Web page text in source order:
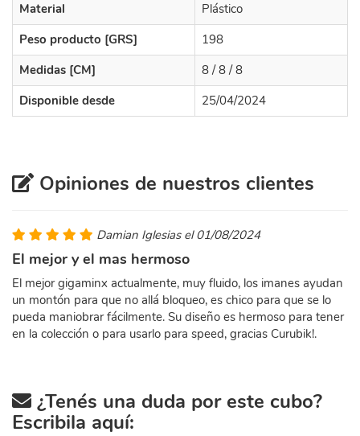
Material
Plástico
Peso producto [GRS]
198
Medidas [CM]
8 / 8 / 8
Disponible desde
25/04/2024
Opiniones de nuestros clientes
Damian Iglesias el 01/08/2024
El mejor y el mas hermoso
El mejor gigaminx actualmente, muy fluido, los imanes ayudan
un montón para que no allá bloqueo, es chico para que se lo
pueda maniobrar fácilmente. Su diseño es hermoso para tener
en la colección o para usarlo para speed, gracias Curubik!.
¿Tenés una duda por este cubo?
Escribila aquí: